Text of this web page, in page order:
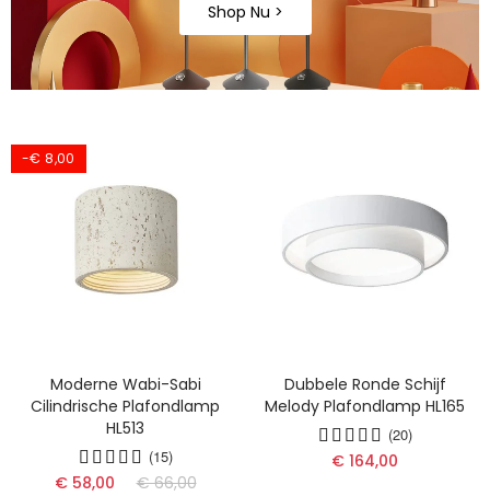
Shop Nu >
-€ 8,00
Moderne Wabi-Sabi
Cilindrische Plafondlamp
HL513
(15)
€ 58,00 € 66,00
Dubbele Ronde Schijf
Melody Plafondlamp HL165
(20)
€ 164,00